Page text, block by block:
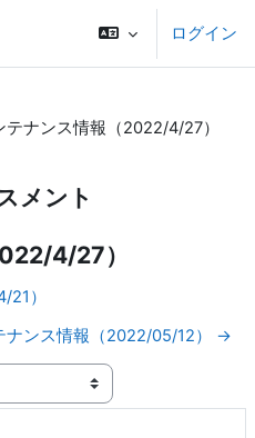
ログイン
テナンス情報（2022/4/27）
メント
4/27）
）
ナンス情報（2022/05/12） →